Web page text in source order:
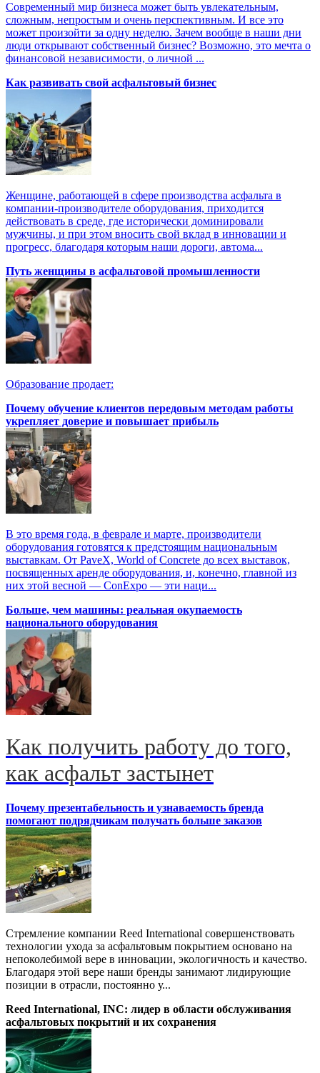
Современный мир бизнеса может быть увлекательным,
сложным, непростым и очень перспективным. И все это
может произойти за одну неделю. Зачем вообще в наши дни
люди открывают собственный бизнес? Возможно, это мечта о
финансовой независимости, о личной ...
Как развивать свой асфальтовый бизнес
Женщине, работающей в сфере производства асфальта в
компании-производителе оборудования, приходится
действовать в среде, где исторически доминировали
мужчины, и при этом вносить свой вклад в инновации и
прогресс, благодаря которым наши дороги, автома...
Путь женщины в асфальтовой промышленности
Образование продает:
Почему обучение клиентов передовым методам работы
укрепляет доверие и повышает прибыль
В это время года, в феврале и марте, производители
оборудования готовятся к предстоящим национальным
выставкам. От PaveX, World of Concrete до всех выставок,
посвященных аренде оборудования, и, конечно, главной из
них этой весной — ConExpo — эти наци...
Больше, чем машины: реальная окупаемость
национального оборудования
Как получить работу до того,
как асфальт застынет
Почему презентабельность и узнаваемость бренда
помогают подрядчикам получать больше заказов
Стремление компании Reed International совершенствовать
технологии ухода за асфальтовым покрытием основано на
непоколебимой вере в инновации, экологичность и качество.
Благодаря этой вере наши бренды занимают лидирующие
позиции в отрасли, постоянно у...
Reed International, INC: лидер в области обслуживания
асфальтовых покрытий и их сохранения